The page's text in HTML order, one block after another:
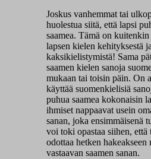
Joskus vanhemmat tai
huolestua siitä, että lapsi
saamea. Tämä on
lapsen kielen kehityksestä
kaksikielistymistä! Sama
saamen kielen sanoja
mukaan tai toisin päin. On
käyttää suomenkielisiä
puhua saamea kokonaisin
ihmiset nappaavat usein
sanan, joka ensimmäisenä
voi toki opastaa siihen, että
odottaa hetken hakeakseen
vastaavan saamen sanan.